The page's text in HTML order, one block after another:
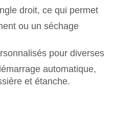
droit, ce qui permet
ou un séchage
pour diverses
automatique,
et étanche.